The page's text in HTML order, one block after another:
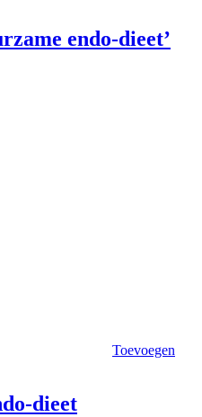
endo-dieet’
Toevoegen
dieet